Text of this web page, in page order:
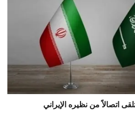
اتصالاً من نظيره الإيراني